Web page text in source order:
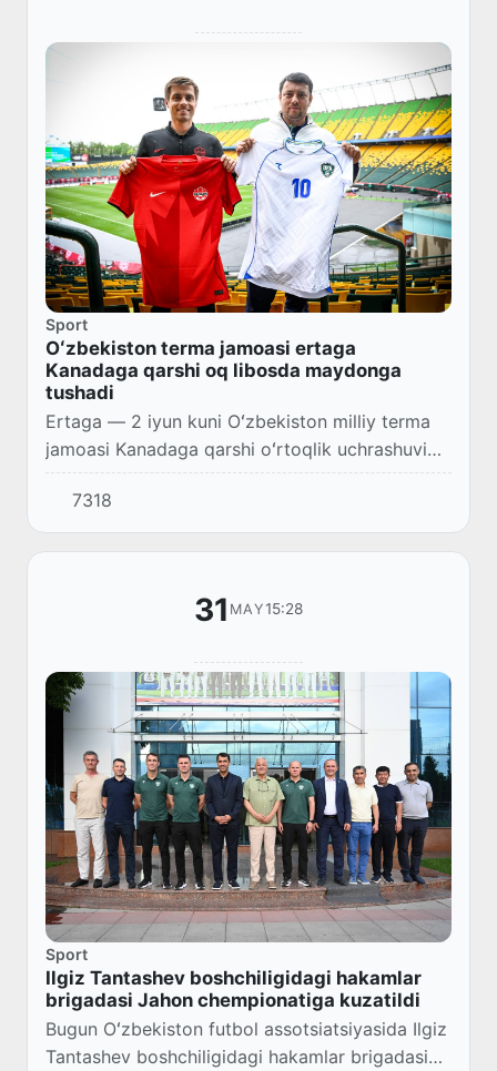
Sport
Oʻzbekiston terma jamoasi ertaga
Kanadaga qarshi oq libosda maydonga
tushadi
Ertaga — 2 iyun kuni Oʻzbekiston milliy terma
jamoasi Kanadaga qarshi oʻrtoqlik uchrashuvida
maydonga tushadi.
7318
31 MAY15:28
Sport
Ilgiz Tantashev boshchiligidagi hakamlar
brigadasi Jahon chempionatiga kuzatildi
Bugun Oʻzbekiston futbol assotsiatsiyasida Ilgiz
Tantashev boshchiligidagi hakamlar brigadasini